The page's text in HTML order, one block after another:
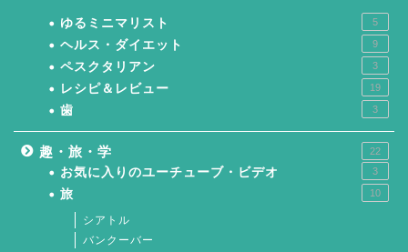
ゆるミニマリスト 5
ヘルス・ダイエット 9
ペスクタリアン 3
レシピ＆レビュー 19
歯 3
趣・旅・学 22
お気に入りのユーチューブ・ビデオ 3
旅 10
シアトル
バンクーバー